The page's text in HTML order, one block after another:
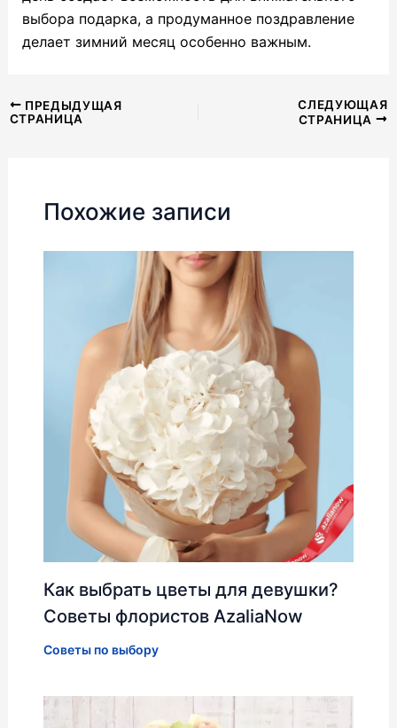
выбора подарка, а продуманное поздравление
делает зимний месяц особенно важным.
Навигация
по
ПРЕДЫДУЩАЯ
СТРАНИЦА
СЛЕДУЮЩАЯ
СТРАНИЦА
Похожие записи
Как выбрать цветы для девушки?
Советы флористов AzaliaNow
Советы по выбору